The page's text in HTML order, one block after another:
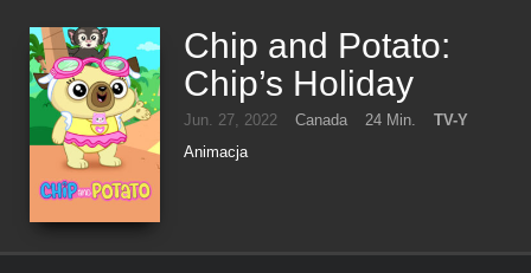
Chip and Potato:
Chip’s Holiday
Jun. 27, 2022 Canada 24 Min.
TV-Y
Animacja